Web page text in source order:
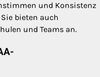
und Konsistenz
bieten auch
und Teams an.